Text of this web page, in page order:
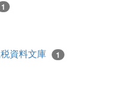
1
資料文庫 1